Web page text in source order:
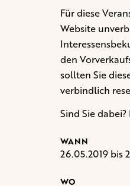
Für diese
Website
den
sollten Sie
verbindlich
Sind Sie
WANN
26.05.2019 bis
WO